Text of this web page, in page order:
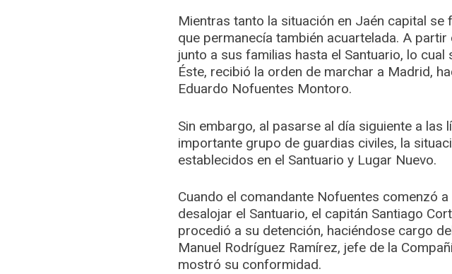
Mientras tanto la situación en Jaén capital se
que permanecía también acuartelada. A
junto a sus familias hasta el Santuario, lo
Éste, recibió la orden de marchar a Madrid,
Eduardo Nofuentes Montoro.
Sin embargo, al pasarse al día siguiente a las
importante grupo de guardias civiles, la
establecidos en el Santuario y Lugar Nuevo.
Cuando el comandante Nofuentes comenzó
desalojar el Santuario, el capitán Santiago
procedió a su detención, haciéndose cargo
Manuel Rodríguez Ramírez, jefe de la
mostró su conformidad.